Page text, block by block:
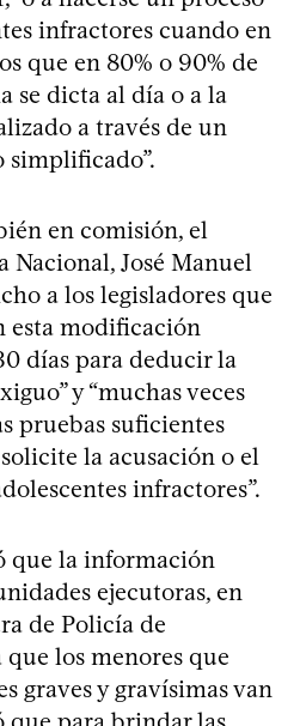
infractores cuando en
que en 80% o 90% de
se dicta al día o a la
a través de un
simplificado”.
en comisión, el
Nacional, José Manuel
a los legisladores que
esta modificación
días para deducir la
y “muchas veces
pruebas suficientes
la acusación o el
infractores”.
que la información
ejecutoras, en
de Policía de
los menores que
graves y gravísimas van